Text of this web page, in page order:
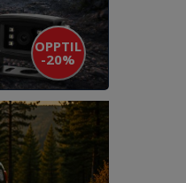
OPPTIL
-20%